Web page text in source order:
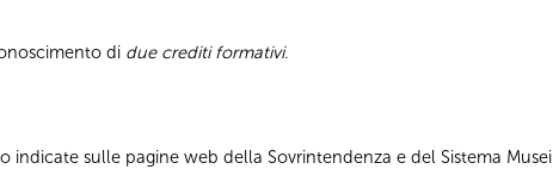
di due crediti formativi.
sulle pagine web della Sovrintendenza e del Sistema Musei